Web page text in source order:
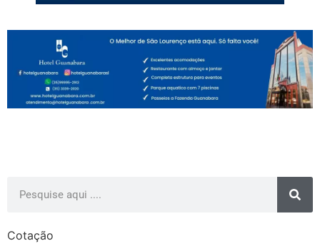
Cotação